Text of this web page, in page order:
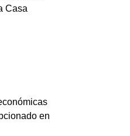
Casa
en